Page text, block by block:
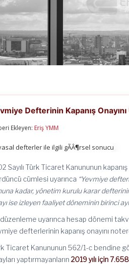
Defterinin Kapanış
Ekleyen: Eriş YMM
Sayılı Türk Ticaret Kanununun
cümlesi uyarınca “Yevmiye
kadar, yönetim kurulu karar
ise izleyen faaliyet döneminin birinci
uyarınca hesap dönemi
defterlerinin kapanış onayını
Ticaret Kanununun 562/1-c bendine
yaptırmayanların2019 yılı için